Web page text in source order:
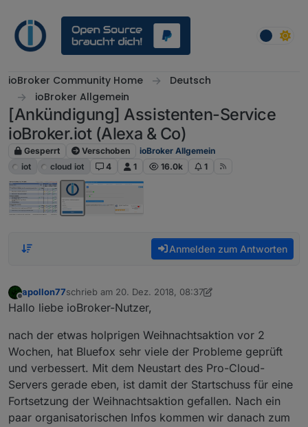
ioBroker Community Home
Deutsch
ioBroker Allgemein
[Ankündigung] Assistenten-Service
ioBroker.iot (Alexa & Co)
Gesperrt Verschoben
ioBroker Allgemein
iot
cloud iot 4 1 16.0k 1
Anmelden zum Antworten
Offline
apollon77schrieb am 20. Dez. 2018, 08:37
zuletzt editiert von Bluefox6. Okt. 2020, 10:50
Hallo liebe ioBroker-Nutzer,
nach der etwas holprigen Weihnachtsaktion vor 2
Wochen, hat Bluefox sehr viele der Probleme geprüft
und verbessert. Mit dem Neustart des Pro-Cloud-
Servers gerade eben, ist damit der Startschuss für eine
Fortsetzung der Weihnachtsaktion gefallen. Nach ein
paar organisatorischen Infos kommen wir danach zum